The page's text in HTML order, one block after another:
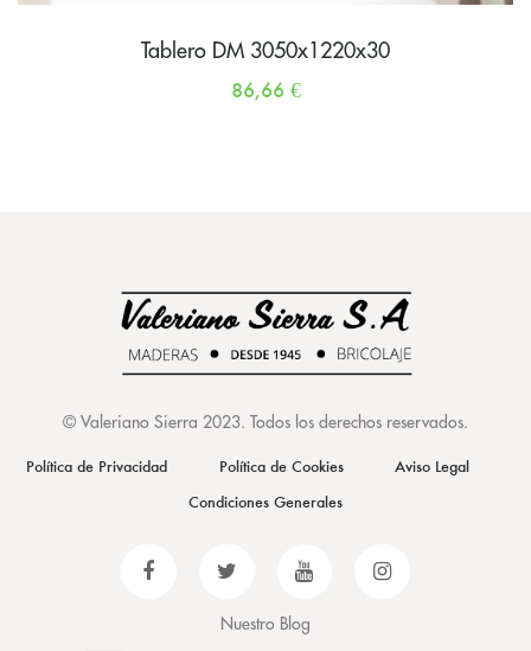
Tablero DM 3050x1220x30
86,66 €
© Valeriano Sierra 2023 . Todos los derechos reservados.
Política de Privacidad Política de Cookies
Aviso Legal
Condiciones Generales
Nuestro Blog